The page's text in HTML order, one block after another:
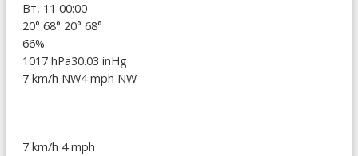
Вт, 11 00:00
20° 68° 20° 68°
66%
1017 hPa30.03 inHg
7 km/h NW4 mph NW
7 km/h 4 mph